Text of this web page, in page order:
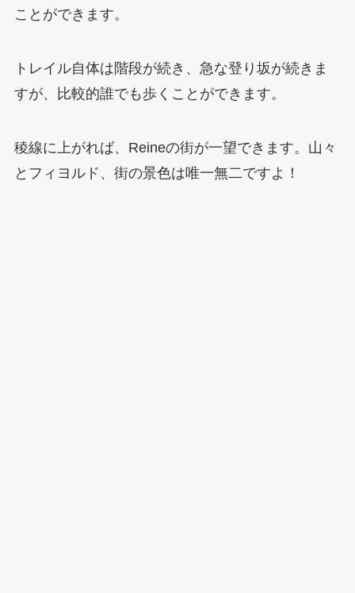
ことができます。
トレイル自体は階段が続き、急な登り坂が続きま
すが、比較的誰でも歩くことができます。
稜線に上がれば、Reineの街が一望できます。山々
とフィヨルド、街の景色は唯一無二ですよ！